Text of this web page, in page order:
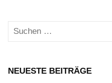
Suchen
nach:
NEUESTE BEITRÄGE